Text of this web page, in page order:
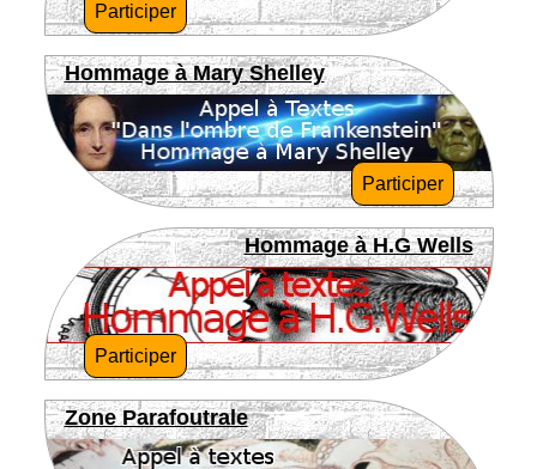
Participer
Hommage à Mary Shelley
Participer
Hommage à H.G Wells
Participer
Zone Parafoutrale